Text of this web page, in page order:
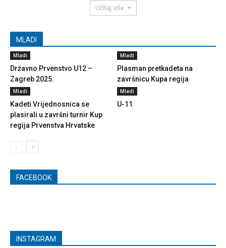
Učitaj više
MLADI
Mladi
Državno Prvenstvo U12 –
Zagreb 2025.
Mladi
Plasman pretkadeta na
završnicu Kupa regija
Mladi
Kadeti Vrijednosnica se
plasirali u završni turnir Kup
regija Prvenstva Hrvatske
Mladi
U-11
FACEBOOK
INSTAGRAM